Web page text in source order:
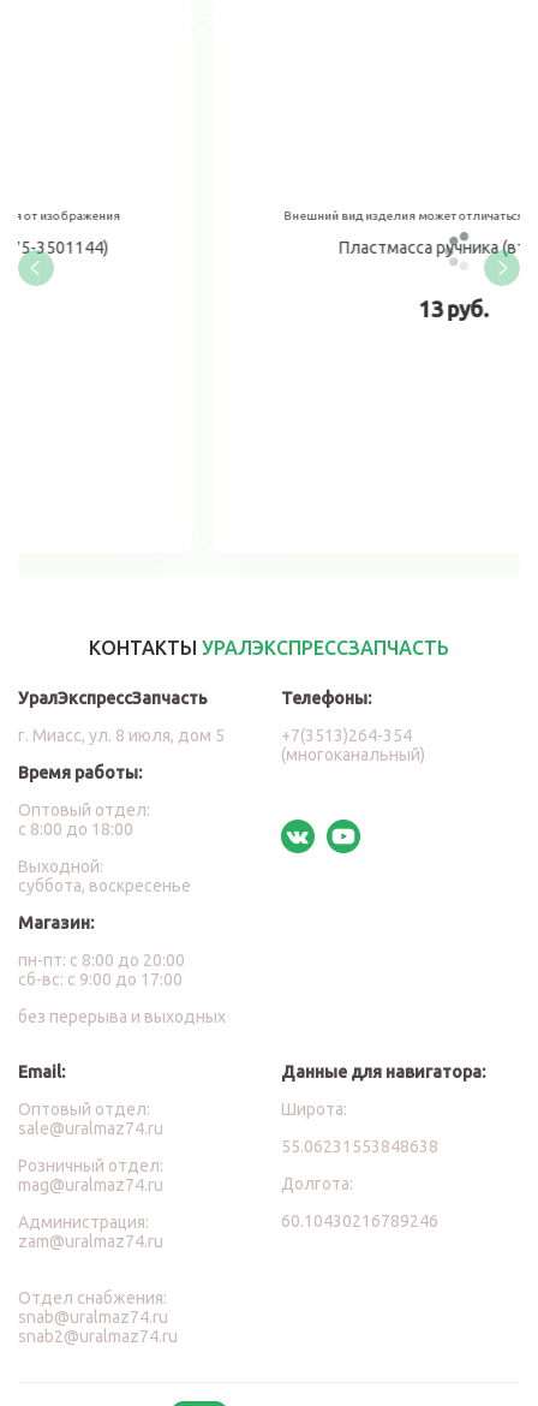
Внешний вид изделия может отличаться от изображения
Пластмасса ручника (втулка)
КОНТАКТЫ УРАЛЭКСПРЕССЗАПЧАСТЬ
УралЭкспрессЗапчасть
г. Миасс, ул. 8 июля, дом 5
Время работы:
Оптовый отдел:
с 8:00 до 18:00
Выходной:
суббота, воскресенье
Магазин:
пн-пт: с 8:00 до 20:00
сб-вс: с 9:00 до 17:00
без перерыва и выходных
Телефоны:
+7(3513)264-354
(многоканальный)
Email:
Оптовый отдел:
sale@uralmaz74.ru
Розничный отдел:
mag@uralmaz74.ru
Администрация:
zam@uralmaz74.ru
Отдел снабжения:
snab@uralmaz74.ru
snab2@uralmaz74.ru
Данные для навигатора:
Широта:
55.06231553848638
Долгота:
60.10430216789246